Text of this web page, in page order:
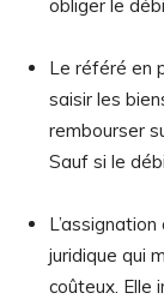
obliger le
Le référé en
saisir les
rembourser
Sauf si le
juridique qui
coûteux. Elle